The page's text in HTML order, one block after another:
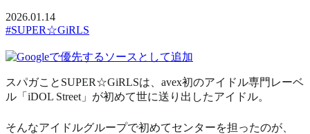
2026.01.14
#SUPER☆GiRLS
スパガことSUPER☆GiRLSは、avex初のアイドル専門レーベ
ル「iDOL Street」が初めて世に送り出したアイドル。
そんなアイドルグループで初めてセンターを担ったのが、